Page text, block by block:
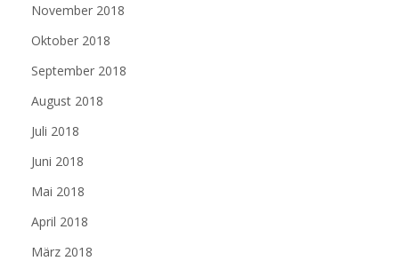
November 2018
Oktober 2018
September 2018
August 2018
Juli 2018
Juni 2018
Mai 2018
April 2018
März 2018